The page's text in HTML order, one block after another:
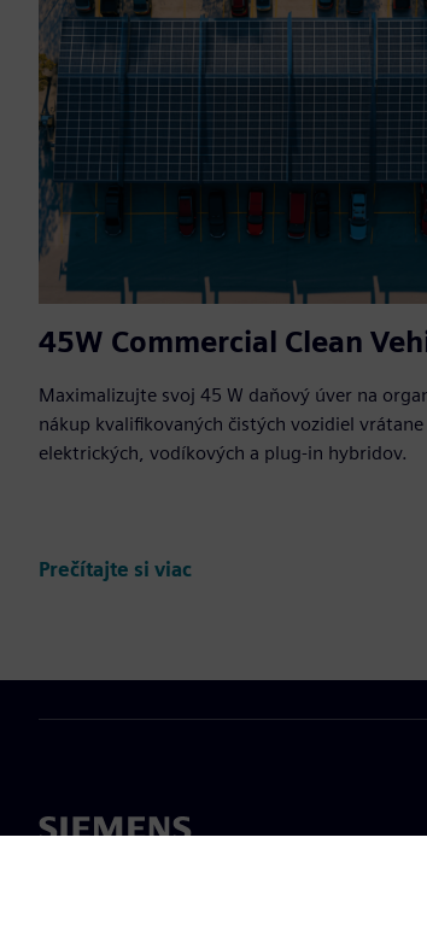
45W Commercial Clean
Maximalizujte svoj 45 W daňový úver na
nákup kvalifikovaných čistých vozidiel vrátane
elektrických, vodíkových a plug-in hybridov.
Prečítajte si viac